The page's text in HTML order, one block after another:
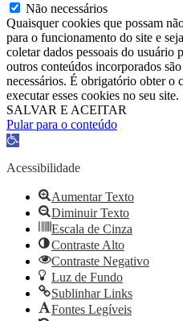
Não necessários
Quaisquer cookies que possam
para o funcionamento do site e
coletar dados pessoais do usuário
outros conteúdos incorporados
necessários. É obrigatório obter o
executar esses cookies no seu site.
SALVAR E ACEITAR
Pular para o conteúdo
Barra
Ferramentas
Acessibilidade
Aumentar Texto
Diminuir Texto
Escala de Cinza
Contraste Alto
Contraste Negativo
Luz de Fundo
Sublinhar Links
Fontes Legíveis